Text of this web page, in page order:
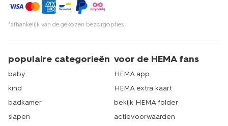
*afhankelijk van de gekozen bezorgopties
populaire categorieën
baby
kind
badkamer
slapen
voor de HEMA fans
HEMA app
HEMA extra kaart
bekijk HEMA folder
actievoorwaarden